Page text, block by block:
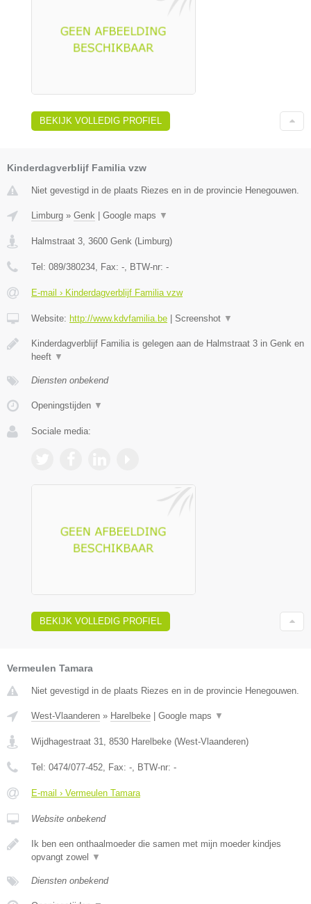
BEKIJK VOLLEDIG PROFIEL
Kinderdagverblijf Familia vzw
Niet gevestigd in de plaats Riezes en in de provincie Henegouwen.
Limburg » Genk Google maps ▼
Halmstraat 3, 3600 Genk (Limburg)
Tel: 089/380234, Fax: -, BTW-nr: -
E-mail › Kinderdagverblijf Familia vzw
Website: http://www.kdvfamilia.be Screenshot ▼
Kinderdagverblijf Familia is gelegen aan de Halmstraat 3 in Genk en
heeft ▼
Diensten onbekend
Openingstijden ▼
Sociale media:
BEKIJK VOLLEDIG PROFIEL
Vermeulen Tamara
Niet gevestigd in de plaats Riezes en in de provincie Henegouwen.
West-Vlaanderen » Harelbeke | Google maps ▼
Wijdhagestraat 31 8530 Harelbeke (West-Vlaanderen)
Tel: 0474/077-452 , Fax: - , BTW-nr: -
E-mail › Vermeulen Tamara
Website onbekend
Ik ben een onthaalmoeder die samen met mijn moeder kindjes
opvangt zowel ▼
Diensten onbekend